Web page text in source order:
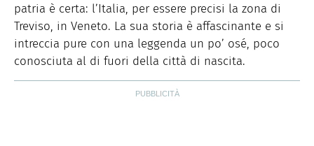
patria è certa: l’Italia, per essere precisi la zona di
Treviso, in Veneto. La sua storia è affascinante e si
intreccia pure con una leggenda un po’ osé, poco
conosciuta al di fuori della città di nascita.